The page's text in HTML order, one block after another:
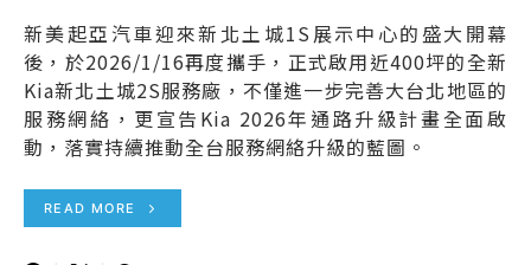
新美起亞汽車迎來新北土城1S展示中心的盛大開幕
後，於2026/1/16再度攜手，正式啟用近400坪的全新
Kia新北土城2S服務廠，不僅進一步完善大台北地區的
服務網絡，更宣告Kia 2026年通路升級計畫全面啟
動，落實持續推動全台服務網絡升級的藍圖。
READ MORE